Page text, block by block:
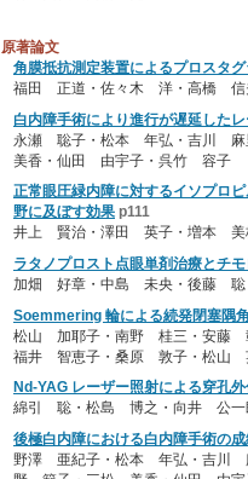
原著論文
角膜抵抗測定装置によるプロスタ
福田 正道・佐々木 洋・高橋
白内障手術により進行が遅延した
永瀬 聡子・松本 年弘・吉川 麻
美香・仙田 由宇子・呉竹 容子
正常眼圧緑内障に対するイソプロ
野に及ぼす効果 p111
井上 賢治・澤田 英子・増本 美
ラタノプロスト点眼単剤治療とチ
加畑 好章・中島 未央・後藤
Soemmering 輪による続発閉塞隅
松山 加耶子・南野 桂三・安藤
福井 智恵子・桑原 敦子・松山
Nd-YAG レーザー照射による穿孔
綿引 聡・松島 博之・向井 公
後極白内障における白内障手術の
野澤 亜紀子・松本 年弘・吉川